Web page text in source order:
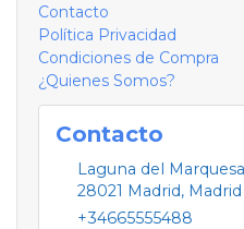
Contacto
Política Privacidad
Condiciones de Compra
¿Quienes Somos?
Contacto
Laguna del
28021 Madrid, Madrid
+34665555488